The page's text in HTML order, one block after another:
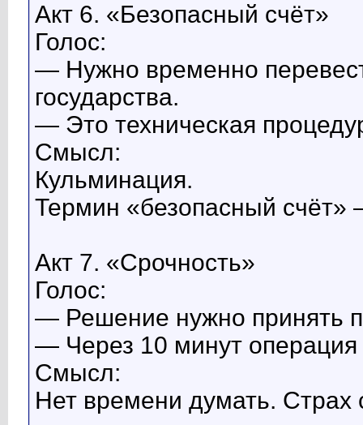
Акт 6. «Безопасный счёт»
Голос:
— Нужно временно
государства.
— Это техническая
Смысл:
Кульминация.
Термин «безопасный
Акт 7. «Срочность»
Голос:
— Решение нужно принять
— Через 10 минут операция
Смысл:
Нет времени думать. Страх